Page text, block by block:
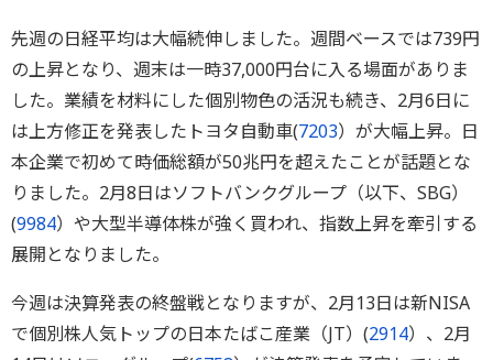
先週の日経平均は大幅続伸しました。週間ベースでは739円
の上昇となり、週末は一時37,000円台に入る場面がありま
した。業績を材料にした個別物色の活況も続き、2月6日に
は上方修正を発表したトヨタ自動車(7203）が大幅上昇。日
本企業で初めて時価総額が50兆円を超えたことが話題とな
りました。2月8日はソフトバンクグループ（以下、SBG）
(9984）や大型半導体株が強く買われ、指数上昇を牽引する
展開となりました。
今週は決算発表の終盤戦となりますが、2月13日は新NISA
で個別株人気トップの日本たばこ産業（JT）(2914）、2月